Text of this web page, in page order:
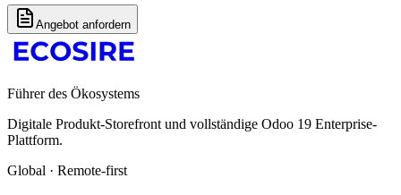
Angebot anfordern
Führer des Ökosystems
Digitale Produkt-Storefront und vollständige Odoo 19 Enterprise-
Plattform.
Global · Remote-first